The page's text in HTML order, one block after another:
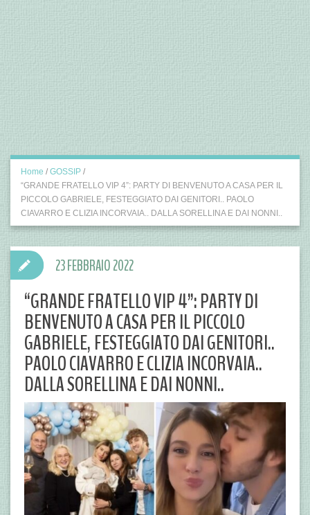
Home / GOSSIP /
“GRANDE FRATELLO VIP 4”: PARTY DI BENVENUTO A CASA PER IL
PICCOLO GABRIELE, FESTEGGIATO DAI GENITORI.. PAOLO
CIAVARRO E CLIZIA INCORVAIA.. DALLA SORELLINA E DAI NONNI..
“GRANDE FRATELLO VIP 4”: PARTY DI
BENVENUTO A CASA PER IL PICCOLO
GABRIELE, FESTEGGIATO DAI GENITORI..
PAOLO CIAVARRO E CLIZIA INCORVAIA..
DALLA SORELLINA E DAI NONNI..
23 FEBBRAIO 2022